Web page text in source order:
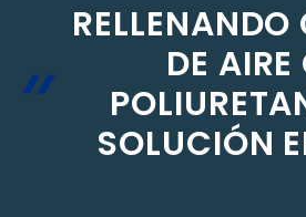
DE
SOLUCIÓN